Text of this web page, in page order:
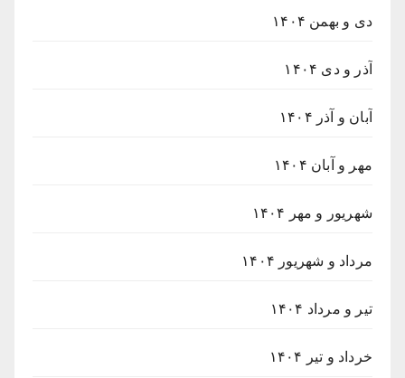
دی و بهمن ۱۴۰۴
آذر و دی ۱۴۰۴
آبان و آذر ۱۴۰۴
مهر و آبان ۱۴۰۴
شهریور و مهر ۱۴۰۴
مرداد و شهریور ۱۴۰۴
تیر و مرداد ۱۴۰۴
خرداد و تیر ۱۴۰۴